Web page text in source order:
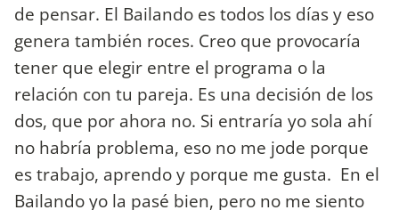
de pensar. El Bailando es todos los días y eso
genera también roces. Creo que provocaría
tener que elegir entre el programa o la
relación con tu pareja. Es una decisión de los
dos, que por ahora no. Si entraría yo sola ahí
no habría problema, eso no me jode porque
es trabajo, aprendo y porque me gusta. En el
Bailando yo la pasé bien, pero no me siento